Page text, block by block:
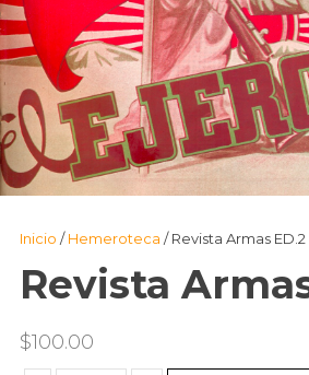
Inicio /Hemeroteca / Revista Armas ED.2
Revista
$100.00